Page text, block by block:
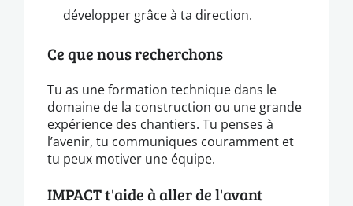
développer grâce à ta direction.
Ce que nous recherchons
Tu as une formation technique dans le
domaine de la construction ou une grande
expérience des chantiers. Tu penses à
l’avenir, tu communiques couramment et
tu peux motiver une équipe.
IMPACT t'aide à aller de l'avant